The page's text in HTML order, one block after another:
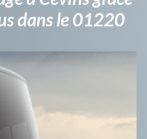
dans le 01220